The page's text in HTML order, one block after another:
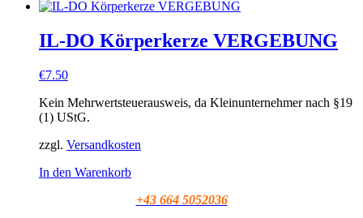
IL-DO Körperkerze VERGEBUNG
€7.50
Kein Mehrwertsteuerausweis, da Kleinunternehmer nach §19
(1) UStG.
zzgl. Versandkosten
In den Warenkorb
+43 664 5052036